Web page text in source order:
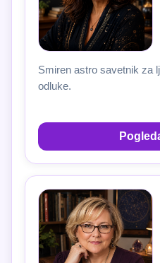
Smiren astro savetnik za
odluke.